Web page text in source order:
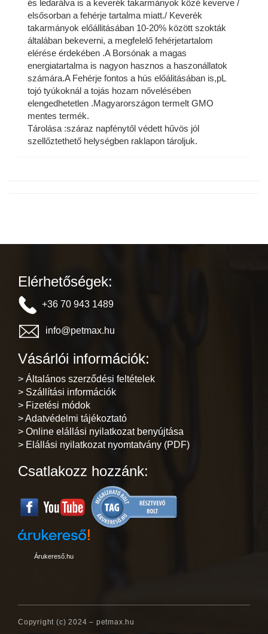
és ledarálva is a keverék takarmányok közé keverve /
elsősorban a fehérje tartalma miatt./ Keverék
takarmányok előállitásában 10-20% között szokták
általában bekeverni, a megfelelő fehérjetartalom
elérése érdekében .A Borsónak a magas
energiatartalma is nagyon hasznos a haszonállatok
számára.A Fehérje fontos a hús előálitásában is,pL
tojó tyúkoknál a tojás hozam nővelésében
elengedhetetlen .Magyarországon termelt GMO
mentes termék.
Tárolása :száraz napfénytől védett hűvös jól
szellőztethető helységben raklapon tároljuk.
Elérhetőségek:
+36 70 943 1489
info@petmax.hu
Vásárlói információk:
> Általános szerződési feltételek
> Szállítási információk
> Fizetési módok
> Adatvédelmi tájékoztató
> Online elállási nyilatkozat benyújtása
> Elállási nyilatkozat nyomtatvány (PDF)
Csatlakozz hozzánk:
Árukereső.hu
Copyright (c) 2024 – petmax.hu